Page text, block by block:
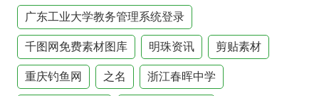
广东工业大学教务管理系统登录
千图网免费素材图库 明珠资讯 剪贴素材
重庆钓鱼网 之名 浙江春晖中学